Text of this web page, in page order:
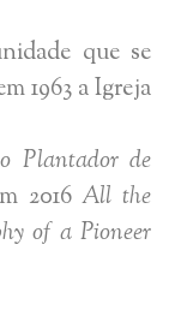
que se
1963 a Igreja
Plantador de
2016All the
of a Pioneer